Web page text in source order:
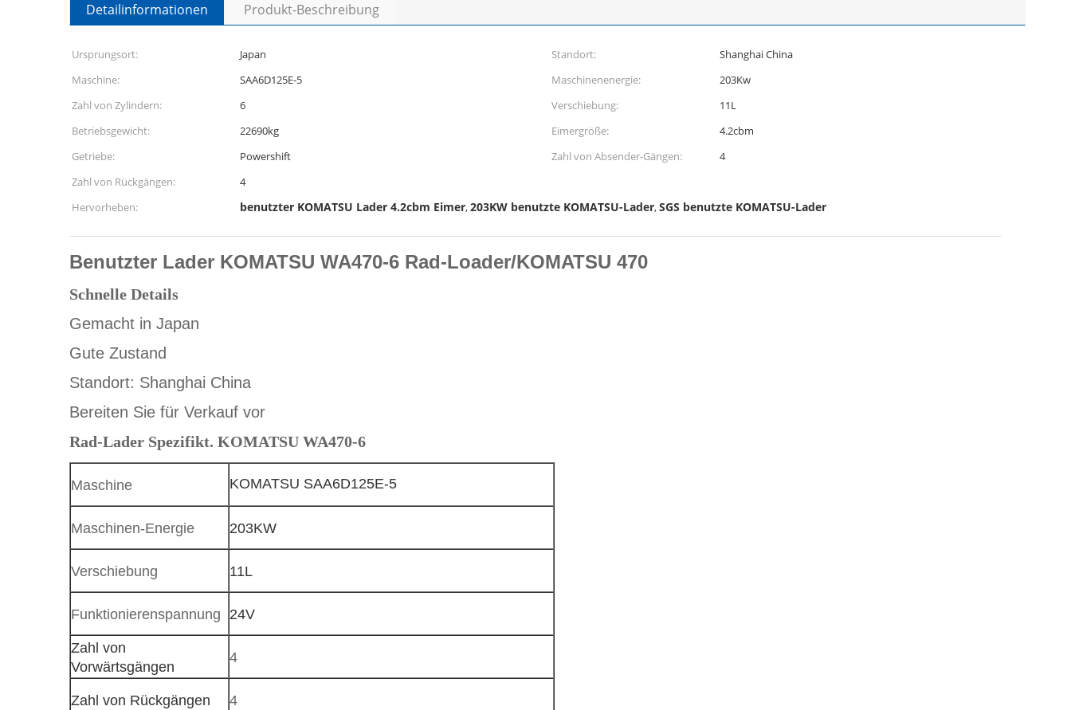
Detailinformationen Produkt-Beschreibung
Ursprungsort: Japan Standort:
Shanghai China
Maschine:
SAA6D125E-5 Maschinenenergie:
203Kw
Zahl von Zylindern:
6 Verschiebung:
11L
Betriebsgewicht:
22690kg Eimergröße:
4.2cbm
Getriebe:
Powershift Zahl von Absender-Gängen:
4
Zahl von Rückgängen:
4
Hervorheben:
benutzter KOMATSU Lader 4.2cbm Eimer,203KW benutzte KOMATSU-Lader,SGS benutzte KOMATSU-Lader
Benutzter Lader KOMATSU WA470-6 Rad-Loader/KOMATSU 470
Schnelle Details
Gemacht in Japan
Gute Zustand
Standort: Shanghai China
Bereiten Sie für Verkauf vor
Rad-Lader Spezifikt. KOMATSU WA470-6
Maschine KOMATSU SAA6D125E-5
Maschinen-Energie 203KW
Verschiebung 11L
Funktionierenspannung 24V
Zahl von
Vorwärtsgängen
4
Zahl von Rückgängen 4